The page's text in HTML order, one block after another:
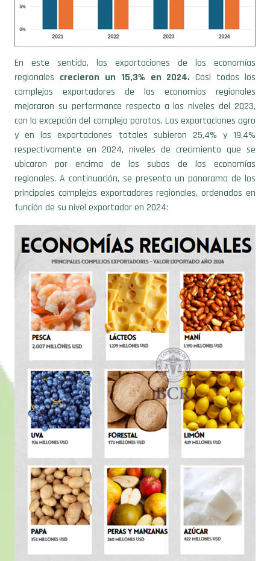
En este sentido, las exportaciones de las economías
regionalescrecieron un 15,3% en 2024.Casi todos los
complejos exportadores de las economías regionales
mejoraron su performance respecto a los niveles del 2023,
con la excepción del complejo porotos. Las exportaciones agro
y en las exportaciones totales subieron 25,4% y 19,4%
respectivamente en 2024, niveles de crecimiento que se
ubicaron por encima de las subas de las economías
regionales. A continuación, se presenta un panorama de los
principales complejos exportadores regionales, ordenados en
función de su nivel exportador en 2024: